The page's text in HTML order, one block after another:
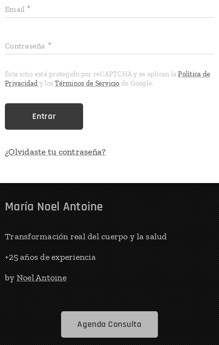
Email
Contraseña
Este sitio está protegido por reCAPTCHA y se aplican laPolítica de
Privacidad y losTérminos de Servicio de Google.
Entrar
¿Olvidaste tu contraseña?
María Noel Antoine
Transformación real del cuerpo y la salud
+25 años de experiencia
byNoel Antoine
Agenda Consulta